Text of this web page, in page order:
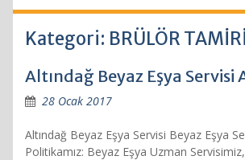
Kategori: BRÜLÖR TAMİRİ
Altındağ Beyaz Eşya Servisi
28 Ocak 2017
Altındağ Beyaz Eşya Servisi Beyaz Eşya
Politikamız: Beyaz Eşya Uzman